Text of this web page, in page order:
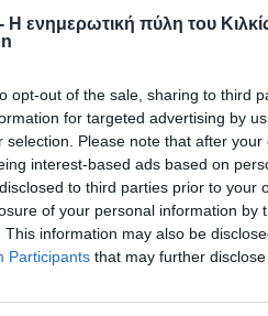
Η ενημερωτική πύλη του
opt-out of the sale, sharing to third
for targeted advertising by
selection. Please note that after
interest-based ads based on
to third parties prior to your
of your personal information by
This information may also be
Participants that may further
του ν. Κιλκίς
ασφαλιστικής εισφοράς
της φυτικής παραγωγής καθώς
και κατηγορία των
αγρότες του ν. Κιλκίς, όπως
σε δυο στήλες.